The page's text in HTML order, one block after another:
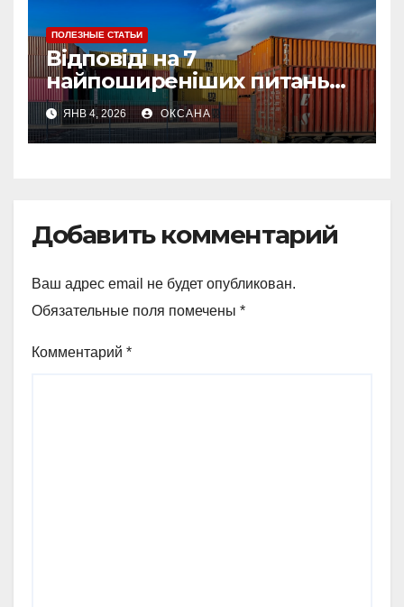
ПОЛЕЗНЫЕ СТАТЬИ
Відповіді на 7
найпоширеніших питань
про страхування вантажу
ЯНВ 4, 2026 ОКСАНА
Добавить комментарий
Ваш адрес email не будет опубликован.
Обязательные поля помечены *
Комментарий *